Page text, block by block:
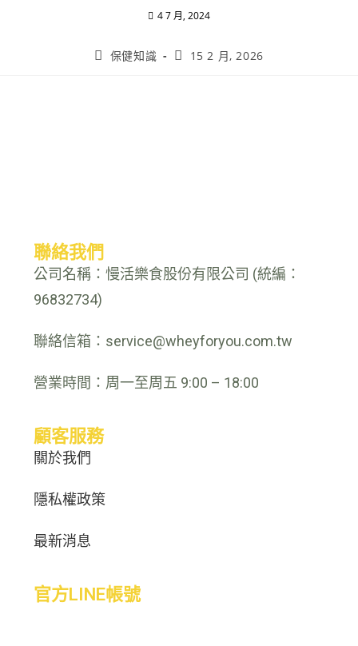
4 7 月, 2024
保健知識 15 2 月, 2026
聯絡我們
公司名稱：慢活樂食股份有限公司 (統編：
96832734)
聯絡信箱：service@wheyforyou.com.tw
營業時間：周一至周五 9:00 – 18:00
顧客服務
關於我們
隱私權政策
最新消息
官方LINE帳號